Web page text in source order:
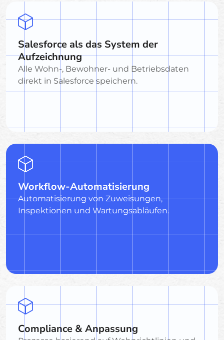
Salesforce als das System der
Aufzeichnung
Alle Wohn-, Bewohner- und Betriebsdaten
direkt in Salesforce speichern.
Workflow-Automatisierung
Automatisierung von Zuweisungen,
Inspektionen und Wartungsabläufen.
Compliance & Anpassung